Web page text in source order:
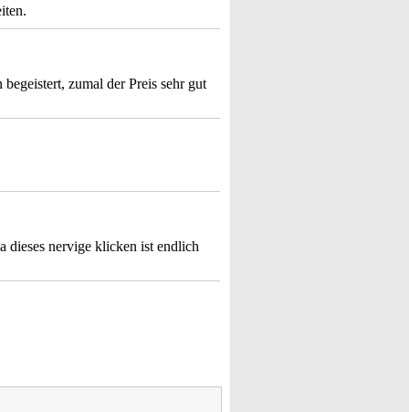
zumal der Preis sehr gut
dieses nervige klicken ist endlich